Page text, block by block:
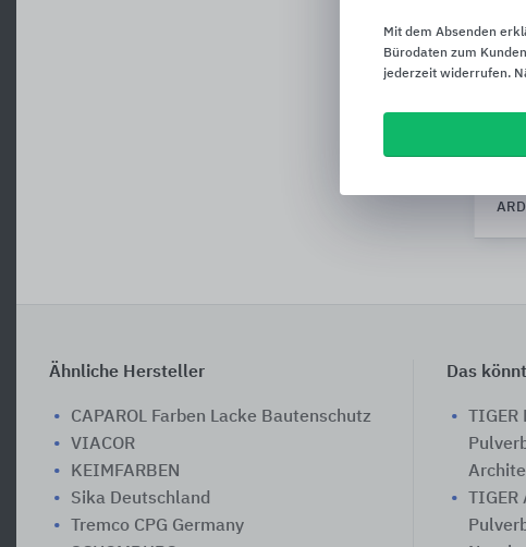
Ähnliche Hersteller
CAPAROL Farben Lacke Bautenschutz
VIACOR
KEIMFARBEN
Sika Deutschland
Tremco CPG Germany
Das
TIGER
Mit dem Absenden
Bürodaten zum
jederzeit widerrufen.